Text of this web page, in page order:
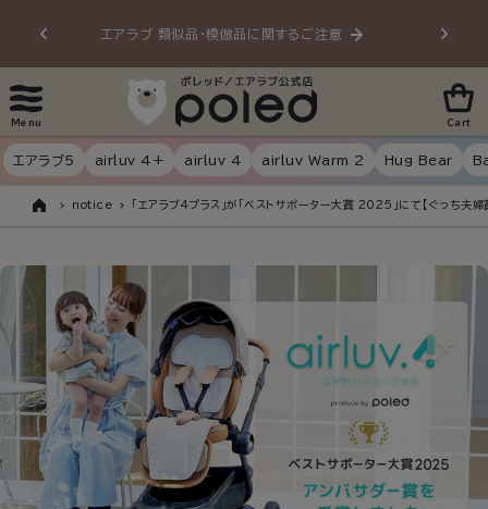
contentエアラブ 類似品・模倣品に関するご注意
Menu Cart
エアラブ5 airluv 4+ airluv 4 airluv Warm 2 Hug Bear
Home
notice 「エアラブ4プラス」が「ベストサポーター大賞 2025」にて【ぐっち夫婦